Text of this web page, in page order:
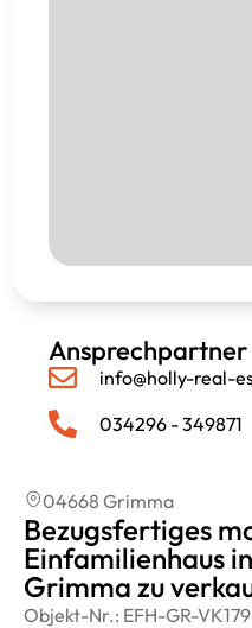
Ansprechpartner
info@holly-real-
034296 - 349871
04668 Grimma
Bezugsfertiges
Einfamilienhaus
Grimma zu
Objekt-Nr.: EFH-GR-VK179